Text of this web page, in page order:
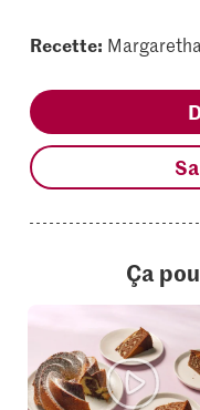
Recette:
Ça